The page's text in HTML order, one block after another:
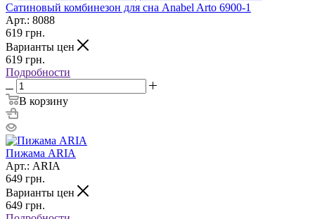
Сатиновый комбинезон для сна Anabel Arto 6900-1
Арт.: 8088
619 грн.
Варианты цен
619 грн.
Подробности
В корзину
Пижама ARIA
Арт.: ARIA
649 грн.
Варианты цен
649 грн.